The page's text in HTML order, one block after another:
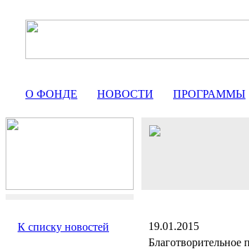
О ФОНДЕ НОВОСТИ ПРОГРАММЫ
К списку новостей
19.01.2015